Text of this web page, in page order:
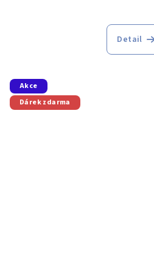
Detail
Akce
Dárek zdarma